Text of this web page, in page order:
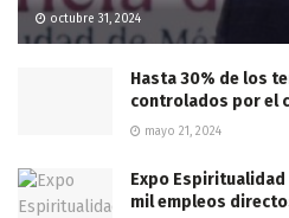
octubre 31, 2024
Hasta 30% de los
controlados por el
mayo 21, 2024
Expo Espiritualidad
mil empleos